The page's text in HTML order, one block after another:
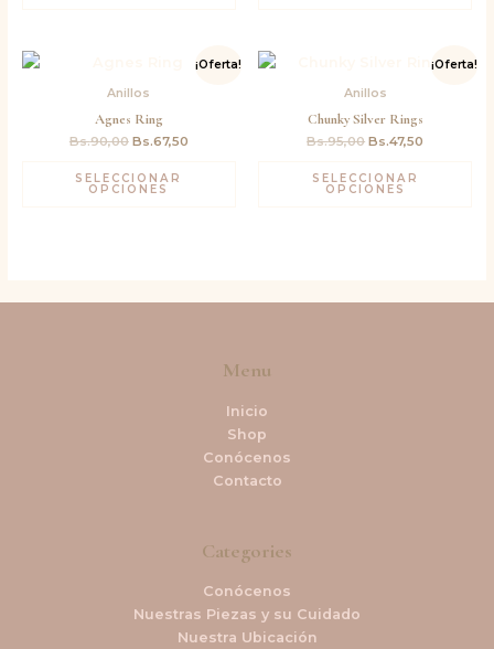
¡Oferta!
Anillos
Agnes Ring
Bs.90,00
original
Bs.90,00.
Bs.67,50
precio
SELECCIONAR
OPCIONES
¡Oferta!
Anillos
Chunky Silver Rings
Bs.95,00
original
Bs.95,00.
Bs.47,50
precio
SELECCIONAR
OPCIONES
Menu
Inicio
Shop
Conócenos
Contacto
Categories
Conócenos
Nuestras Piezas y su Cuidado
Nuestra Ubicación